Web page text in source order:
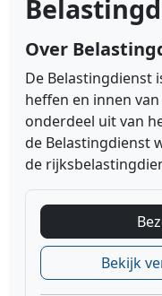
Over
De Belastingdienst
heffen en innen
onderdeel uit van
de Belastingdienst
de
Bekijk